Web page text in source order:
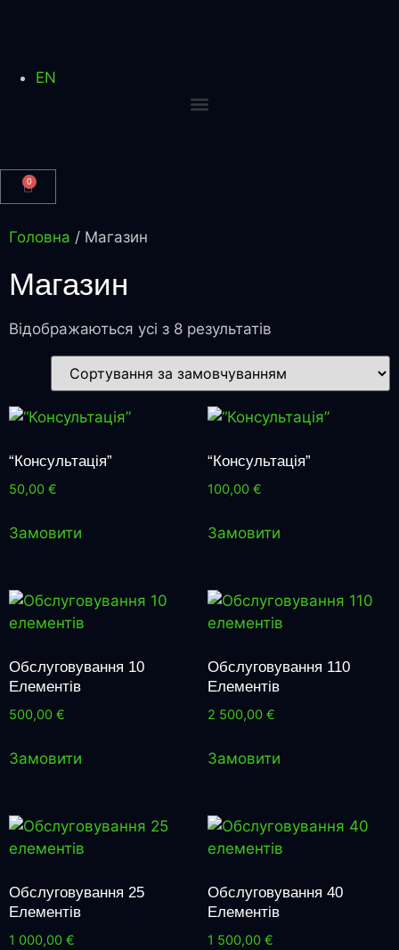
EN
0
Головна / Магазин
Магазин
Відображаються усі з 8 результатів
“Консультація”
50,00 €
Замовити
“Консультація”
100,00 €
Замовити
Обслуговування 10
Елементів
500,00 €
Замовити
Обслуговування 110
Елементів
2 500,00 €
Замовити
Обслуговування 25
Елементів
1 000,00 €
Обслуговування 40
Елементів
1 500,00 €